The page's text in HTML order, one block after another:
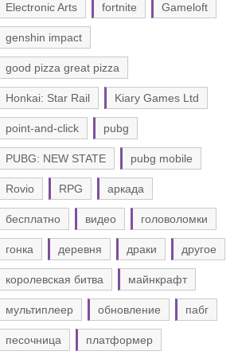
Electronic Arts fortnite Gameloft
genshin impact
good pizza great pizza
Honkai: Star Rail Kiary Games Ltd
point-and-click pubg
PUBG: NEW STATE pubg mobile
Rovio RPG аркада
бесплатно видео головоломки
гонка деревня драки другое
королевская битва майнкрафт
мультиплеер обновление пабг
песочница платформер